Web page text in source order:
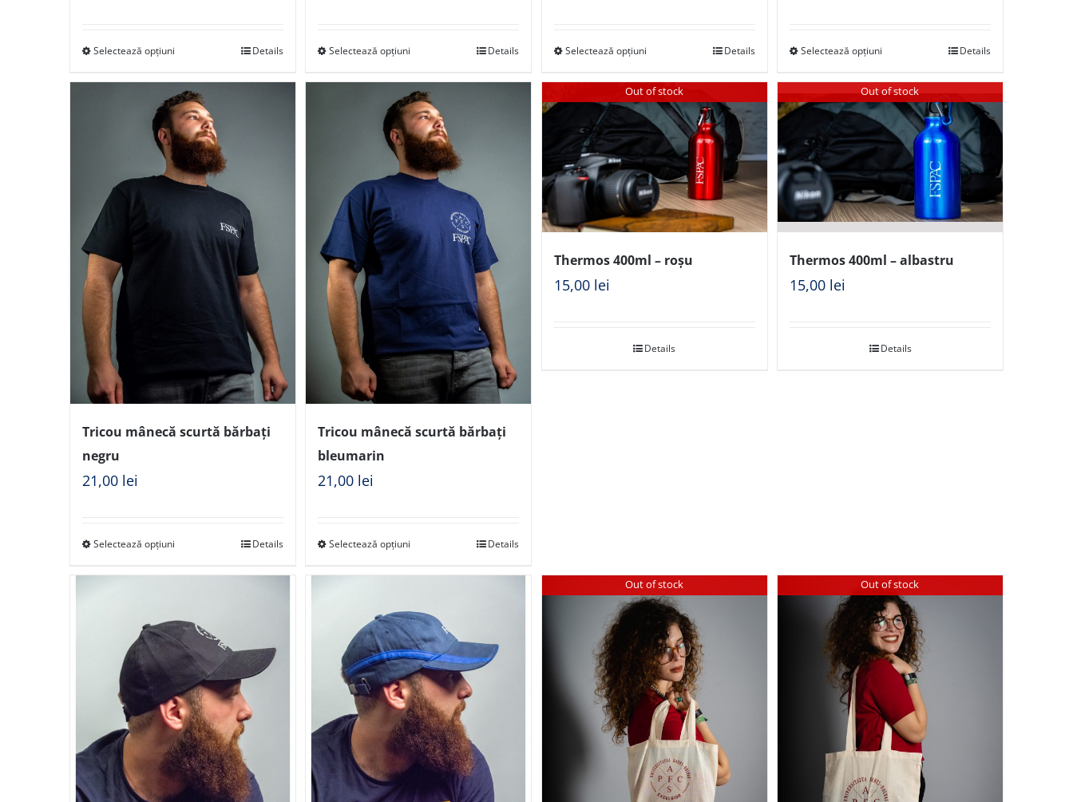
Selectează opțiuni Details Selectează opțiuni Details Selectează opțiuni Details Selectează opțiuni Details
Tricou mânecă scurtă bărbați
negru
21,00 lei
Selectează opțiuni Details
Tricou mânecă scurtă bărbați
bleumarin
21,00 lei
Selectează opțiuni Details
Out of stock
Thermos 400ml – roșu
15,00 lei
Details
Out of stock
Thermos 400ml – albastru
15,00 lei
Details
Out of stock Out of stock